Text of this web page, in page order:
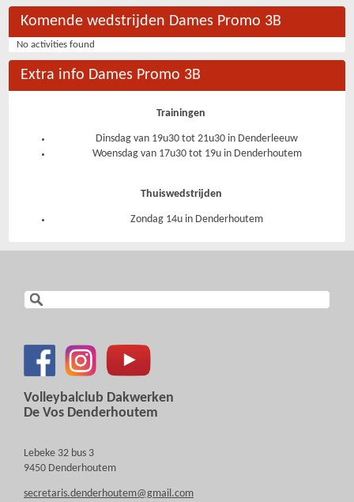
Komende wedstrijden Dames Promo 3B
No activities found
Extra info Dames Promo 3B
Trainingen
Dinsdag van 19u30 tot 21u30 in Denderleeuw
Woensdag van 17u30 tot 19u in Denderhoutem
Thuiswedstrijden
Zondag 14u in Denderhoutem
Volleybalclub Dakwerken
De Vos Denderhoutem
Lebeke 32 bus 3
9450 Denderhoutem
secretaris.denderhoutem@gmail.com